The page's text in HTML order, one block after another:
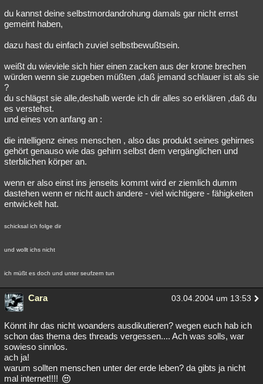
du kannst deine selbstmordandrohung damals gar nicht ernst
gemeint haben,
dazu hast du einfach zuviel selbstbewußtsein.
weißt du wieviele sich hier einen zacken aus der krone brechen
würden wenn sie zugeben müßten ,daß jemand schlauer ist als sie
?
du schlägst sie alle,deshalb werde ich dir alles so erklären ,daß du
es verstehst.
und eines von anfang an :
die intelligenz eines menschen , also das produkt seines gehirnes
gehört genauso wie das gehirn selbst dem vergänglichen und
sterblichen körper an.
wenn er also einst ins jenseits kommt wird er ziemlich dumm
dastehen wenn er nicht auch andere - viel wichtigere - fähigkeiten
entwickelt hat.
schicksal ich folge dir
und wollt ichs nicht
ich müßt es doch und unter seufzern tun
Cara 03.04.2004 um 13:53
Könnt ihr das nicht woanders ausdikutieren? wegen euch hab ich
schon das thema des threads vergessen.... Ach was solls, war
sowieso sinnlos.
ach ja!
warum sollten menschen unter der erde leben? da gibts ja nicht
mal internet!!!!